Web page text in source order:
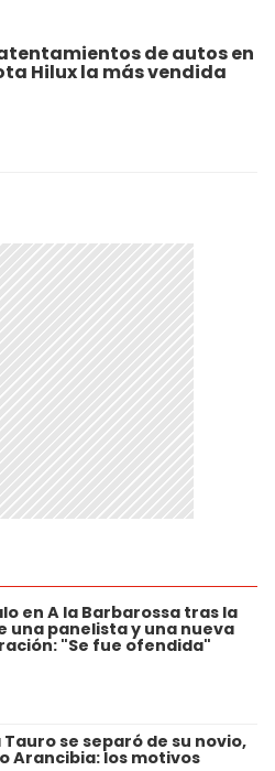
de autos en
Hilux la más vendida
en A la Barbarossa tras la
una panelista y una nueva
"Se fue ofendida"
se separó de su novio,
Arancibia: los motivos